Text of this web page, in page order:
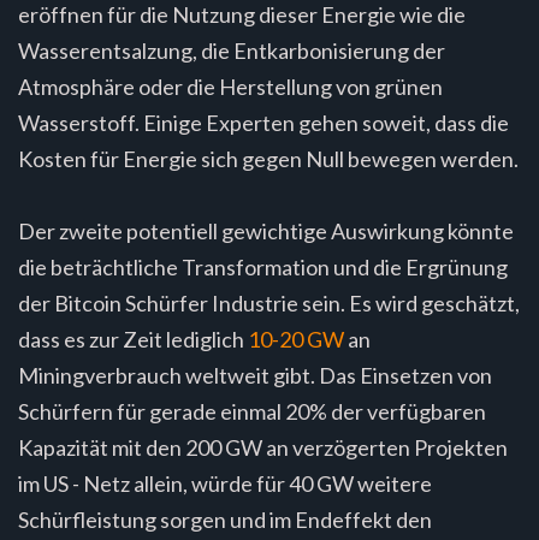
eröffnen für die Nutzung dieser Energie wie die
Wasserentsalzung, die Entkarbonisierung der
Atmosphäre oder die Herstellung von grünen
Wasserstoff. Einige Experten gehen soweit, dass die
Kosten für Energie sich gegen Null bewegen werden.
Der zweite potentiell gewichtige Auswirkung könnte
die beträchtliche Transformation und die Ergrünung
der Bitcoin Schürfer Industrie sein. Es wird geschätzt,
dass es zur Zeit lediglich 10-20 GWan
Miningverbrauch weltweit gibt. Das Einsetzen von
Schürfern für gerade einmal 20% der verfügbaren
Kapazität mit den 200 GW an verzögerten Projekten
im US - Netz allein, würde für 40 GW weitere
Schürfleistung sorgen und im Endeffekt den